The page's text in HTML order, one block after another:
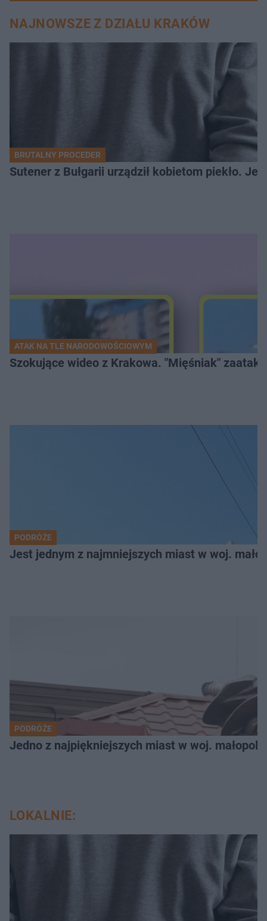
NAJNOWSZE Z DZIAŁU KRAKÓW
BRUTALNY PROCEDER
Sutener z Bułgarii urządził kobietom piekło.
ATAK NA TLE NARODOWOŚCIOWYM
Szokujące wideo z Krakowa. "Mięśniak"
PODRÓŻE
Jest jednym z najmniejszych miast w woj.
PODRÓŻE
Jedno z najpiękniejszych miast w woj.
LOKALNIE: